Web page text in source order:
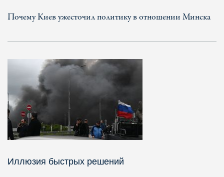
Почему Киев ужесточил политику в отношении Минска
Иллюзия быстрых решений